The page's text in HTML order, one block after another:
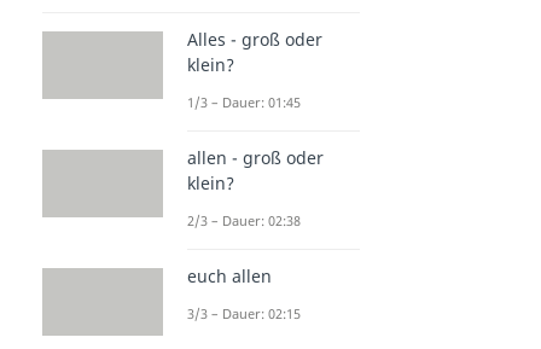
Alles - groß oder
klein?
1/3 – Dauer: 01:45
allen - groß oder
klein?
2/3 – Dauer: 02:38
euch allen
3/3 – Dauer: 02:15